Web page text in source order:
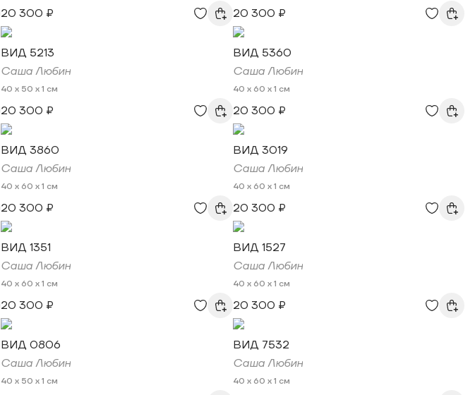
20 300 ₽
ВИД 5213
Саша Любин
40 x 50 x 1 см
20 300 ₽
ВИД 3860
Саша Любин
40 x 60 x 1 см
20 300 ₽
ВИД 1351
Саша Любин
40 x 60 x 1 см
20 300 ₽
ВИД 0806
Саша Любин
40 x 50 x 1 см
20 300 ₽
ВИД 5360
Саша Любин
40 x 60 x 1 см
20 300 ₽
ВИД 3019
Саша Любин
40 x 60 x 1 см
20 300 ₽
ВИД 1527
Саша Любин
40 x 60 x 1 см
20 300 ₽
ВИД 7532
Саша Любин
40 x 60 x 1 см